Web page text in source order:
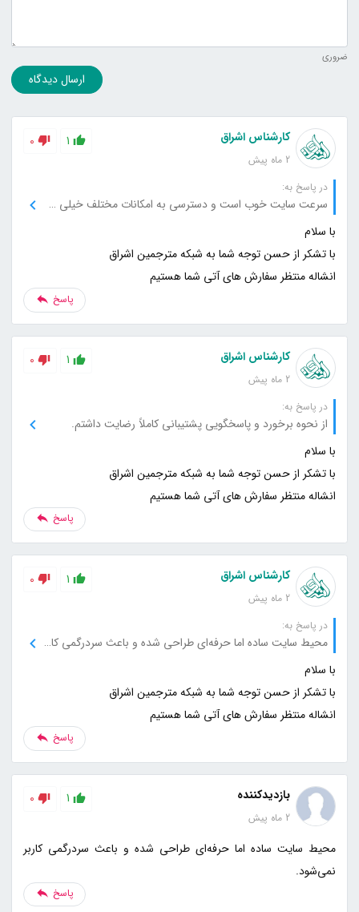
ضروری
ارسال دیدگاه
کارشناس اشراق
2 ماه پیش
1
0
در پاسخ به:
سرعت سایت خوب است و دسترسی به امکانات مختلف خیلی سریع انجام می‌شود.
انشاله منتظر سفارش های آتی شما هستیم
پاسخ
کارشناس اشراق
2 ماه پیش
1
0
در پاسخ به:
از نحوه برخورد و پاسخگویی پشتیبانی کاملاً رضایت داشتم.
انشاله منتظر سفارش های آتی شما هستیم
پاسخ
کارشناس اشراق
2 ماه پیش
1
0
در پاسخ به:
محیط سایت ساده اما حرفه‌ای طراحی شده و باعث سردرگمی کاربر نمی‌شود.
انشاله منتظر سفارش های آتی شما هستیم
پاسخ
بازدیدکننده
2 ماه پیش
1
0
محیط سایت ساده اما حرفه‌ای طراحی شده و باعث سردرگمی کاربر
نمی‌شود.
پاسخ